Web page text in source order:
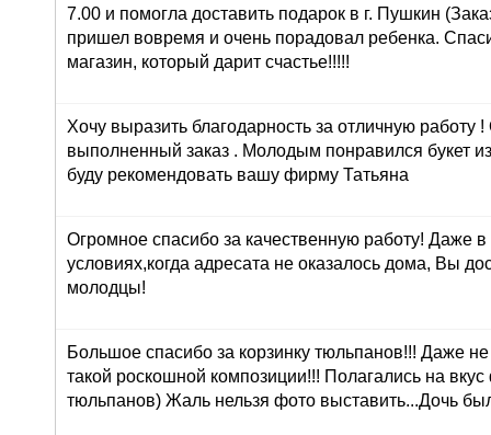
7.00 и помогла доставить подарок в г. Пушкин
пришел вовремя и очень порадовал ребенка.
магазин, который дарит счастье!!!!!
Хочу выразить благодарность за отличную работу
выполненный заказ . Молодым понравился букет
буду рекомендовать вашу фирму Татьяна
Огромное спасибо за качественную работу! Даже в
условиях,когда адресата не оказалось дома, Вы
молодцы!
Большое спасибо за корзинку тюльпанов!!! Даже
такой роскошной композиции!!! Полагались на
тюльпанов) Жаль нельзя фото выставить...Дочь